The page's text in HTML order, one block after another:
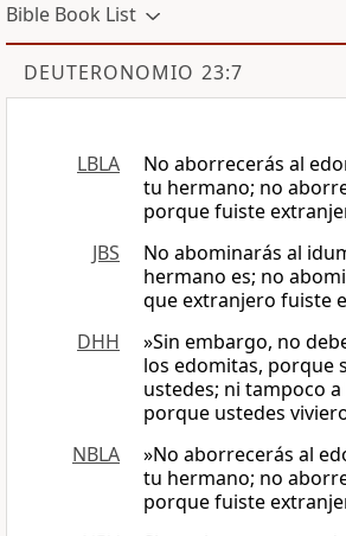
Bible Book List
DEUTERONOMIO 23:7
LBLA
No aborrecerás al
tu hermano; no
porque fuiste
JBS
No abominarás al
hermano es; no
que extranjero fuiste
DHH
»Sin embargo, no
los edomitas, porque
ustedes; ni tampoco
porque ustedes
NBLA
»No aborrecerás al
tu hermano; no
porque fuiste